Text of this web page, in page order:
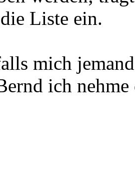
Liste ein.
mich
ich